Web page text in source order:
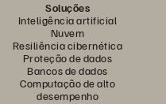
Soluções
Inteligência artificial
Nuvem
Resiliência cibernética
Proteção de dados
Bancos de dados
Computação de alto
desempenho